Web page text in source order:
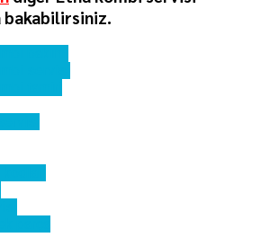
bakabilirsiniz.